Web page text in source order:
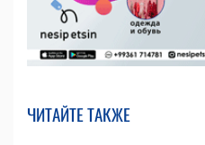
ЧИТАЙТЕ ТАКЖЕ